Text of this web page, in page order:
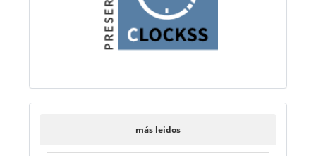
más leidos